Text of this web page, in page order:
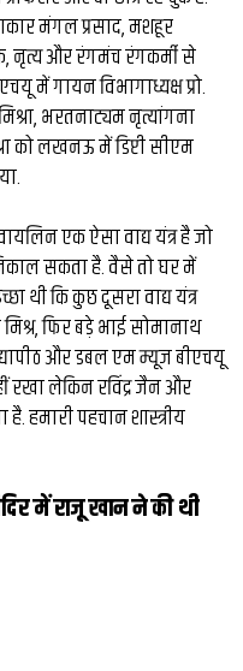
मंगल प्रसाद, मशहूर
नृत्य और रंगमंच रंगकर्मी से
में गायन विभागाध्यक्ष प्रो.
भरतनाट्यम नृत्यांगना
को लखनऊ में डिप्टी सीएम
एक ऐसा वाद्य यंत्र है जो
सकता है. वैसे तो घर में
थी कि कुछ दूसरा वाद्य यंत्र
फिर बड़े भाई सोमानाथ
और डबल एम म्यूज बीएचयू
रखा लेकिन रविंद्र जैन और
हमारी पहचान शास्त्रीय
में राजू खान ने की थी